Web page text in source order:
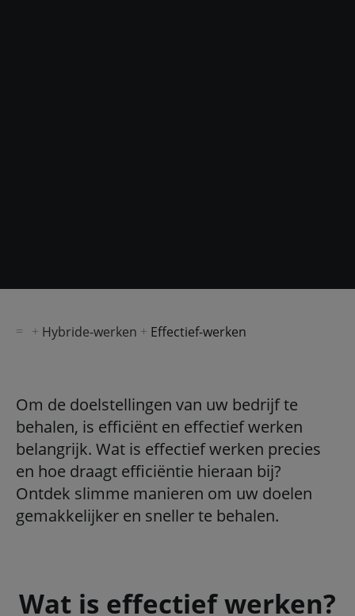
Hybride-werken Effectief-werken
Om de doelstellingen van uw bedrijf te
behalen, is efficiënt en effectief werken
belangrijk. Wat is effectief werken precies
en hoe draagt efficiëntie hieraan bij?
Ontdek slimme manieren om uw doelen
gemakkelijker en sneller te behalen.
Wat is effectief werken?